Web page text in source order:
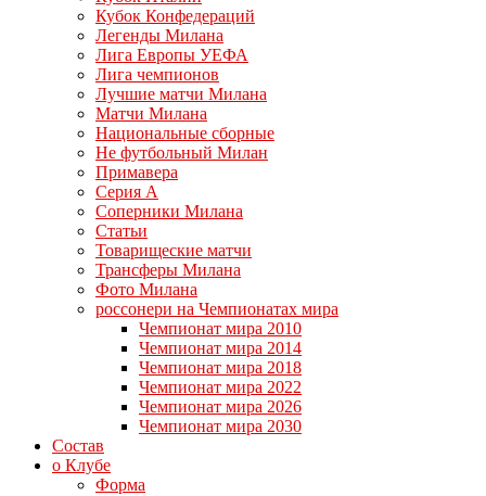
Кубок Конфедераций
Легенды Милана
Лига Европы УЕФА
Лига чемпионов
Лучшие матчи Милана
Матчи Милана
Национальные сборные
Не футбольный Милан
Примавера
Серия А
Соперники Милана
Статьи
Товарищеские матчи
Трансферы Милана
Фото Милана
россонери на Чемпионатах мира
Чемпионат мира 2010
Чемпионат мира 2014
Чемпионат мира 2018
Чемпионат мира 2022
Чемпионат мира 2026
Чемпионат мира 2030
Состав
о Клубе
Форма